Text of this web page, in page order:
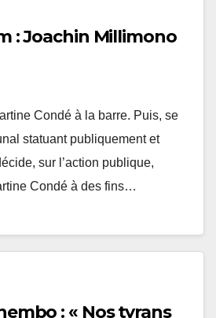
: Joachin Millimono
Condé à la barre. Puis, se
statuant publiquement et
sur l’action publique,
Condé à des fins…
: « Nos tyrans